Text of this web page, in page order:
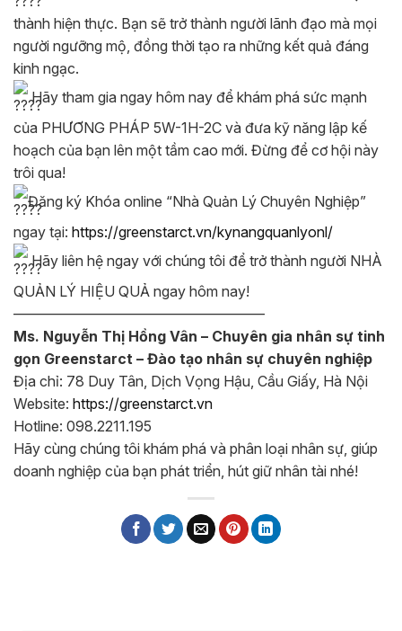
thành hiện thực. Bạn sẽ trở thành người lãnh đạo mà mọi
người ngưỡng mộ, đồng thời tạo ra những kết quả đáng
kinh ngạc.
Hãy tham gia ngay hôm nay để khám phá sức mạnh
của PHƯƠNG PHÁP 5W-1H-2C và đưa kỹ năng lập kế
hoạch của bạn lên một tầm cao mới. Đừng để cơ hội này
trôi qua!
Đăng ký Khóa online “Nhà Quản Lý Chuyên Nghiệp”
ngay tại: https://greenstarct.vn/kynangquanlyonl/
Hãy liên hệ ngay với chúng tôi để trở thành người NHÀ
QUẢN LÝ HIỆU QUẢ ngay hôm nay!
—————————————————–
Ms. Nguyễn Thị Hồng Vân – Chuyên gia nhân sự tinh
gọn Greenstarct – Đào tạo nhân sự chuyên nghiệp
Địa chỉ: 78 Duy Tân, Dịch Vọng Hậu, Cầu Giấy, Hà Nội
Website: https://greenstarct.vn
Hotline: 098.2211.195
Hãy cùng chúng tôi khám phá và phân loại nhân sự, giúp
doanh nghiệp của bạn phát triển, hút giữ nhân tài nhé!